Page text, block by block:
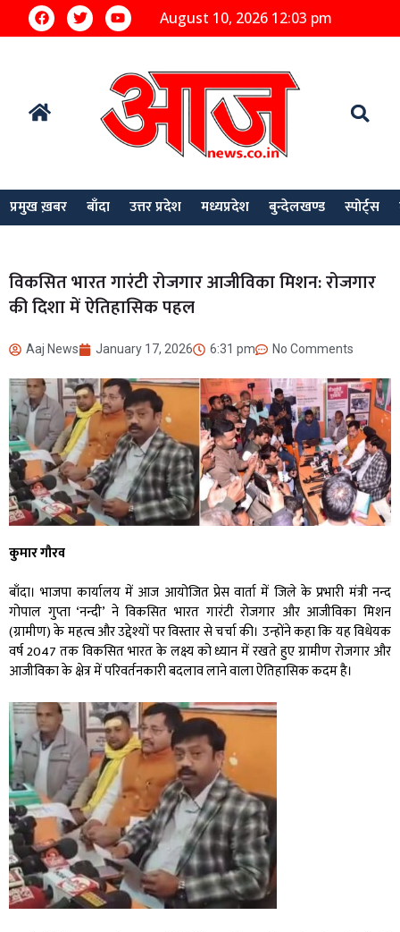
August 10, 2026 12:03 pm
प्रमुख ख़बर बाँदा उत्तर प्रदेश मध्यप्रदेश बुन्देलखण्ड स्पोर्ट्स
विकसित भारत गारंटी रोजगार आजीविका मिशन: रोजगार
की दिशा में ऐतिहासिक पहल
Aaj News January 17, 2026 6:31 pm No Comments
कुमार गौरव
बाँदा। भाजपा कार्यालय में आज आयोजित प्रेस वार्ता में जिले के प्रभारी मंत्री नन्द
गोपाल गुप्ता ‘नन्दी’ ने विकसित भारत गारंटी रोजगार और आजीविका मिशन
(ग्रामीण) के महत्व और उद्देश्यों पर विस्तार से चर्चा की। उन्होंने कहा कि यह विधेयक
वर्ष 2047 तक विकसित भारत के लक्ष्य को ध्यान में रखते हुए ग्रामीण रोजगार और
आजीविका के क्षेत्र में परिवर्तनकारी बदलाव लाने वाला ऐतिहासिक कदम है।